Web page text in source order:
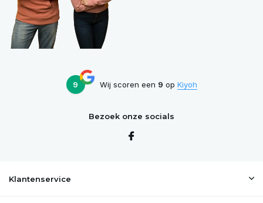
9 Wij scoren een 9 op Kiyoh
Bezoek onze socials
Klantenservice